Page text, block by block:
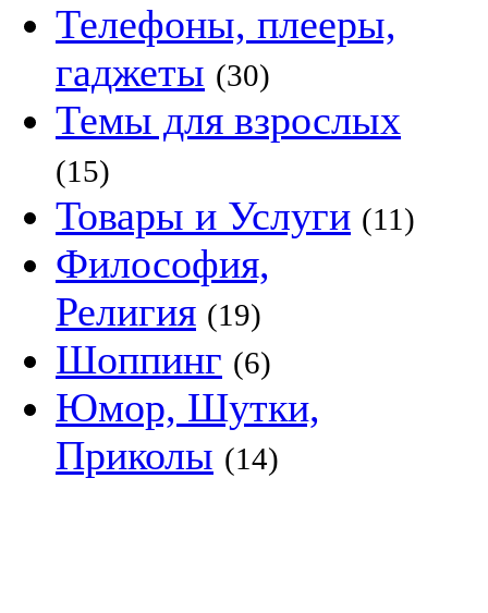
Телефоны, плееры,
гаджеты (30)
Темы для взрослых
(15)
Товары и Услуги (11)
Философия,
Религия (19)
Шоппинг (6)
Юмор, Шутки,
Приколы (14)